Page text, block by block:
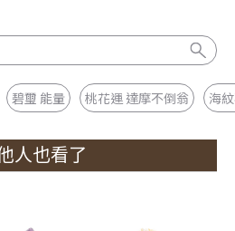
碧璽 能量 桃花運 達摩不倒翁 海
人也看了